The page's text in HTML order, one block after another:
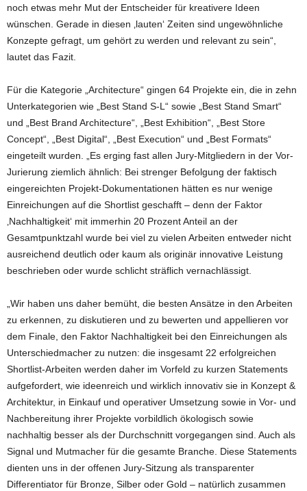
noch etwas mehr Mut der Entscheider für kreativere Ideen
wünschen. Gerade in diesen ‚lauten‘ Zeiten sind ungewöhnliche
Konzepte gefragt, um gehört zu werden und relevant zu sein“,
lautet das Fazit.
Für die Kategorie „Architecture“ gingen 64 Projekte ein, die in zehn
Unterkategorien wie „Best Stand S-L“ sowie „Best Stand Smart“
und „Best Brand Architecture“, „Best Exhibition“, „Best Store
Concept“, „Best Digital“, „Best Execution“ und „Best Formats“
eingeteilt wurden. „Es erging fast allen Jury-Mitgliedern in der Vor-
Jurierung ziemlich ähnlich: Bei strenger Befolgung der faktisch
eingereichten Projekt-Dokumentationen hätten es nur wenige
Einreichungen auf die Shortlist geschafft – denn der Faktor
‚Nachhaltigkeit‘ mit immerhin 20 Prozent Anteil an der
Gesamtpunktzahl wurde bei viel zu vielen Arbeiten entweder nicht
ausreichend deutlich oder kaum als originär innovative Leistung
beschrieben oder wurde schlicht sträflich vernachlässigt.
„Wir haben uns daher bemüht, die besten Ansätze in den Arbeiten
zu erkennen, zu diskutieren und zu bewerten und appellieren vor
dem Finale, den Faktor Nachhaltigkeit bei den Einreichungen als
Unterschiedmacher zu nutzen: die insgesamt 22 erfolgreichen
Shortlist-Arbeiten werden daher im Vorfeld zu kurzen Statements
aufgefordert, wie ideenreich und wirklich innovativ sie in Konzept &
Architektur, in Einkauf und operativer Umsetzung sowie in Vor- und
Nachbereitung ihrer Projekte vorbildlich ökologisch sowie
nachhaltig besser als der Durchschnitt vorgegangen sind. Auch als
Signal und Mutmacher für die gesamte Branche. Diese Statements
dienten uns in der offenen Jury-Sitzung als transparenter
Differentiator für Bronze, Silber oder Gold – natürlich zusammen